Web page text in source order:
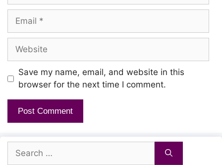
Sollum kaadhal
Aththodu theerum
Sollavittal
Nenjodu vaazhum
Endhan naavodu
Adhu poovodu thoongum siru
Thaen pondradhu
Email
Website
Save my name, email, and website in this
browser for the next time I comment.
Search
for: